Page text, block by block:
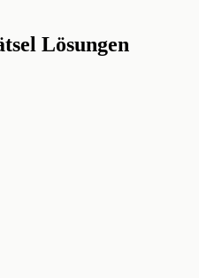
Lösungen